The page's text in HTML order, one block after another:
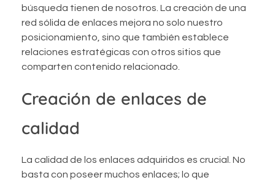
búsqueda tienen de nosotros. La creación de una
red sólida de enlaces mejora no solo nuestro
posicionamiento, sino que también establece
relaciones estratégicas con otros sitios que
comparten contenido relacionado.
Creación de enlaces de
calidad
La calidad de los enlaces adquiridos es crucial. No
basta con poseer muchos enlaces; lo que